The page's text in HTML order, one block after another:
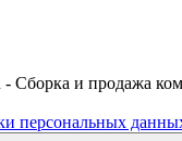
Сборка и продажа
персональных